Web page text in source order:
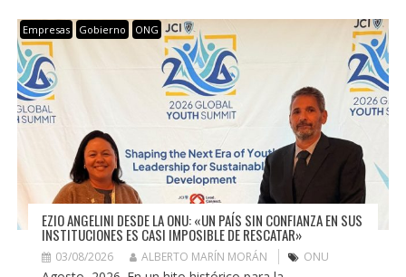
Empresas Gobierno ONG
EZIO ANGELINI DESDE LA ONU: «UN PAÍS SIN CONFIANZA EN SUS
INSTITUCIONES ES CASI IMPOSIBLE DE RESCATAR»
03/08/2026 ALBERTO MARÍN MORÁN ONU